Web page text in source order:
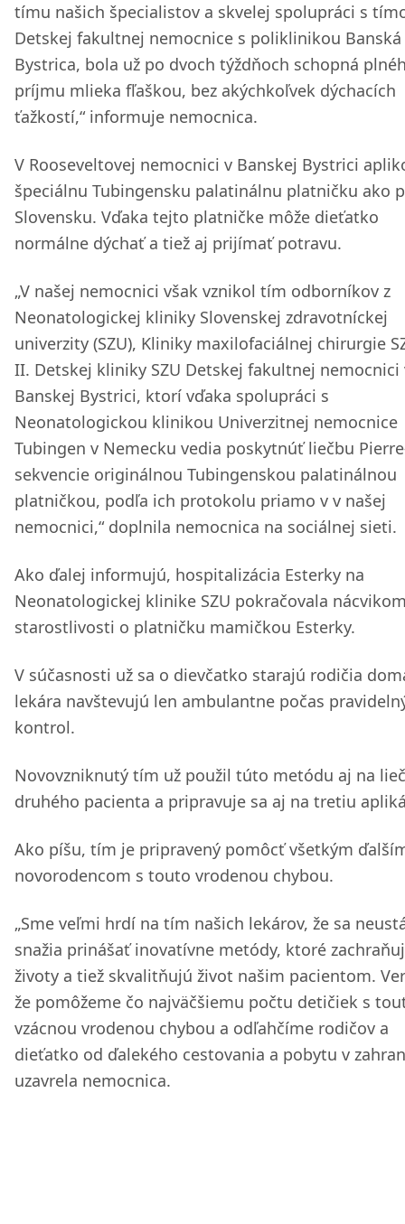
tímu našich špecialistov a skvelej spolupráci s
Detskej fakultnej nemocnice s poliklinikou Banská
Bystrica, bola už po dvoch týždňoch schopná
príjmu mlieka fľaškou, bez akýchkoľvek dýchacích
ťažkostí,“ informuje nemocnica.
V Rooseveltovej nemocnici v Banskej Bystrici
špeciálnu Tubingensku palatinálnu platničku ako
Slovensku. Vďaka tejto platničke môže dieťatko
normálne dýchať a tiež aj prijímať potravu.
„V našej nemocnici však vznikol tím odborníkov z
Neonatologickej kliniky Slovenskej zdravotníckej
univerzity (SZU), Kliniky maxilofaciálnej chirurgie
II. Detskej kliniky SZU Detskej fakultnej nemocnici
Banskej Bystrici, ktorí vďaka spolupráci s
Neonatologickou klinikou Univerzitnej nemocnice
Tubingen v Nemecku vedia poskytnúť liečbu
sekvencie originálnou Tubingenskou palatinálnou
platničkou, podľa ich protokolu priamo v v našej
nemocnici,“ doplnila nemocnica na sociálnej sieti.
Ako ďalej informujú, hospitalizácia Esterky na
Neonatologickej klinike SZU pokračovala
starostlivosti o platničku mamičkou Esterky.
V súčasnosti už sa o dievčatko starajú rodičia
lekára navštevujú len ambulantne počas
kontrol.
Novovzniknutý tím už použil túto metódu aj na
druhého pacienta a pripravuje sa aj na tretiu
Ako píšu, tím je pripravený pomôcť všetkým
novorodencom s touto vrodenou chybou.
„Sme veľmi hrdí na tím našich lekárov, že sa
snažia prinášať inovatívne metódy, ktoré
životy a tiež skvalitňujú život našim pacientom.
že pomôžeme čo najväčšiemu počtu detičiek s
vzácnou vrodenou chybou a odľahčíme rodičov a
dieťatko od ďalekého cestovania a pobytu v
uzavrela nemocnica.